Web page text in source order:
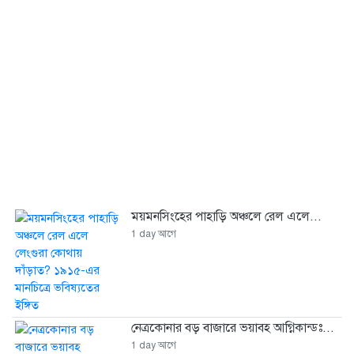
ময়মনসিংহের পাহাড়ি অঞ্চলে রেল এলে...
1 day আগে
নেত্রকোনার বড় বাজারে ভয়াবহ আগ্নিকান্ডঃ...
1 day আগে